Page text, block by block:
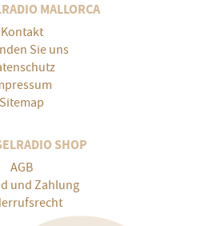
MALLORCA
Kontakt
Sie uns
Sitemap
SHOP
AGB
und Zahlung